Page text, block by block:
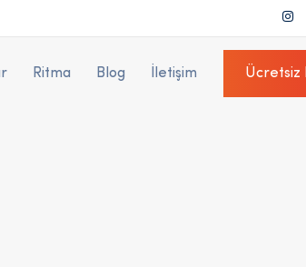
Ritma Blog İletişim Ücretsiz